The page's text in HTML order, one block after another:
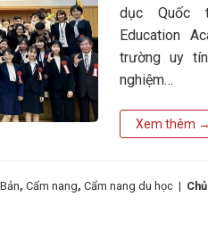
dục Quốc
Education
trường uy
nghiệm…
Xem thêm →
, Cẩm nang, Cẩm nang du học |